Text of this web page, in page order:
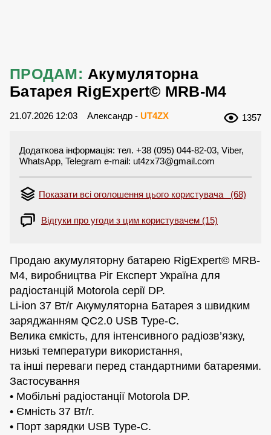
ПРОДАМ: Акумуляторна
Батарея RigExpert© MRB-M4
21.07.2026 12:03 Александр - UT4ZX 1357
Додаткова інформація: тел. +38 (095) 044-82-03, Viber,
WhatsApp, Telegram e-mail: ut4zx73@gmail.com
Показати всі оголошення цього користувача (68)
Відгуки про угоди з цим користувачем (15)
Продаю акумуляторну батарею RigExpert© MRB-
M4, виробництва Ріг Експерт Україна для
радіостанцій Motorola серії DP.
Li-ion 37 Вт/г Акумуляторна Батарея з швидким
заряджанням QC2.0 USB Type-C.
Велика ємкість, для інтенсивного радіозв’язку,
низькі температури використання,
та інші переваги перед стандартними батареями.
Застосування
• Мобільні радіостанції Motorola DP.
• Ємність 37 Вт/г.
• Порт зарядки USB Type-C.